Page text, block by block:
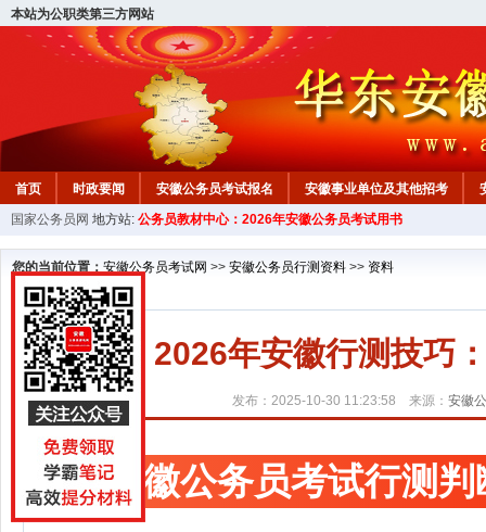
本站为公职类第三方网站
首页 时政要闻 安徽公务员考试报名 安徽事业单位及其他招考
安徽公务员行测试题 在线咨询 教材中心
国家公务员网 地方站: 公务员教材中心：2026年安徽公务员考试用书
您的当前位置： 安徽公务员考试网 >> 安徽公务员行测资料 >> 资料
2026年安徽行测技巧
发布：2025-10-30 11:23:58 来源： 安徽
安徽公务员考试行测